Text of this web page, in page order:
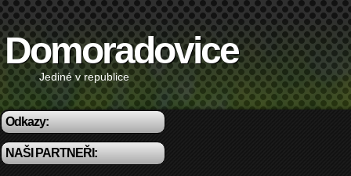
Domoradovice
Jediné v republice
Odkazy:
NAŠI PARTNEŘI: